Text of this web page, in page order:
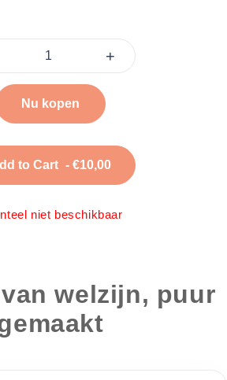
+
Nu kopen
to Cart - €10,00
niet beschikbaar
welzijn, puur